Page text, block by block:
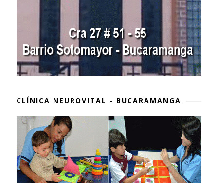
CLÍNICA NEUROVITAL - BUCARAMANGA